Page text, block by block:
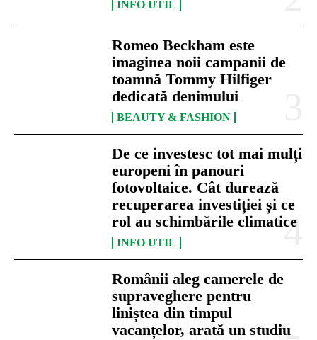
INFO UTIL
Romeo Beckham este
imaginea noii campanii de
toamnă Tommy Hilfiger
dedicată denimului
BEAUTY & FASHION
De ce investesc tot mai mulți
europeni în panouri
fotovoltaice. Cât durează
recuperarea investiției și ce
rol au schimbările climatice
INFO UTIL
Românii aleg camerele de
supraveghere pentru
liniștea din timpul
vacanțelor, arată un studiu